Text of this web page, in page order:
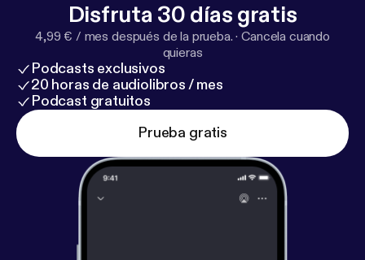
Disfruta 30 días gratis
4,99 € / mes después de la prueba. ·Cancela cuando
quieras
Podcasts exclusivos
20 horas de audiolibros / mes
Podcast gratuitos
Prueba gratis